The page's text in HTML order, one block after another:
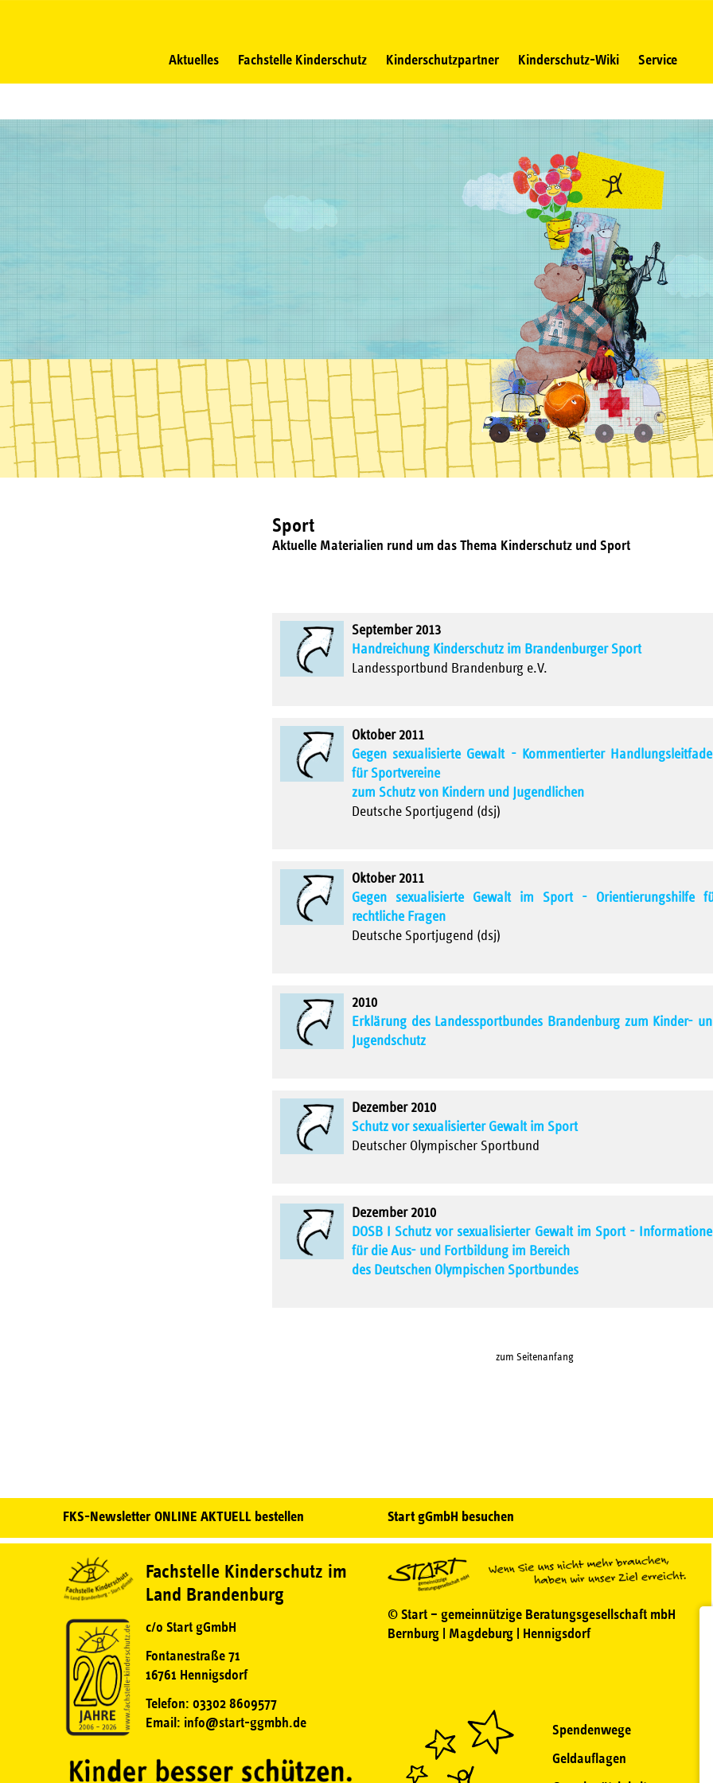
Aktuelles Fachstelle Kinderschutz Kinderschutzpartner Kinderschutz-Wiki Service
Sport
Aktuelle Materialien rund um das Thema Kinderschutz und Sport
September 2013
Handreichung Kinderschutz im Brandenburger Sport
Landessportbund Brandenburg e.V.
Oktober 2011
Gegen sexualisierte Gewalt - Kommentierter
für Sportvereine
zum Schutz von Kindern und Jugendlichen
Deutsche Sportjugend (dsj)
Oktober 2011
Gegen sexualisierte Gewalt im Sport - Orientierungshilfe
rechtliche Fragen
Deutsche Sportjugend (dsj)
2010
Erklärung des Landessportbundes Brandenburg zum Kinder-
Jugendschutz
Dezember 2010
Schutz vor sexualisierter Gewalt im Sport
Deutscher Olympischer Sportbund
Dezember 2010
DOSB I Schutz vor sexualisierter Gewalt im Sport -
für die Aus- und Fortbildung im Bereich
des Deutschen Olympischen Sportbundes
zum Seitenanfang
FKS-Newsletter ONLINE AKTUELL bestellen Start gGmbH besuchen
Fachstelle Kinderschutz im
Land Brandenburg
c/o Start gGmbH
Fontanestraße 71
16761 Hennigsdorf
Telefon: 03302 8609577
Email: info@start-ggmbh.de
© Start – gemeinnützige Beratungsgesellschaft mbH
Bernburg | Magdeburg | Hennigsdorf
Spendenwege
Geldauflagen